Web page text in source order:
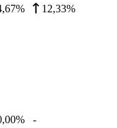
% 12,33%
% -